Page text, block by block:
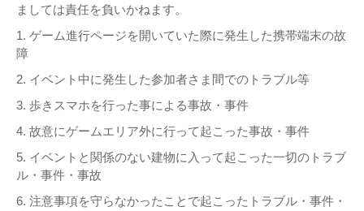
ましては責任を負いかねます。
1. ゲーム進行ページを開いていた際に発生した携帯端末の故
障
2. イベント中に発生した参加者さま間でのトラブル等
3. 歩きスマホを行った事による事故・事件
4. 故意にゲームエリア外に行って起こった事故・事件
5. イベントと関係のない建物に入って起こった一切のトラブ
ル・事件・事故
6. 注意事項を守らなかったことで起こったトラブル・事件・